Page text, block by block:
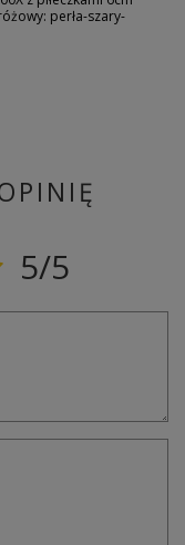
perła-szary-
5/5